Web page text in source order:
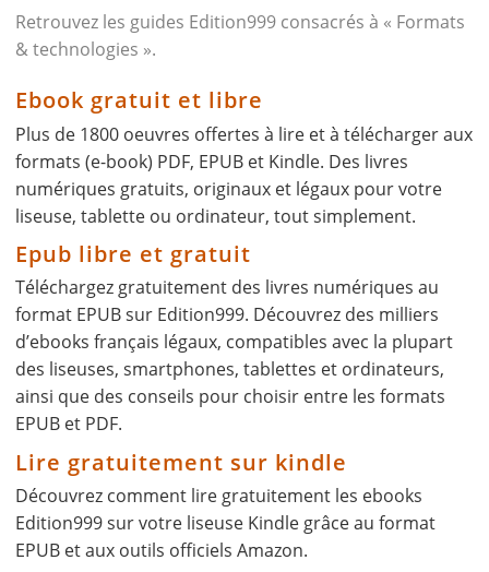
Retrouvez les guides Edition999 consacrés à « Formats
& technologies ».
Ebook gratuit et libre
Plus de 1800 oeuvres offertes à lire et à télécharger aux
formats (e-book) PDF, EPUB et Kindle. Des livres
numériques gratuits, originaux et légaux pour votre
liseuse, tablette ou ordinateur, tout simplement.
Epub libre et gratuit
Téléchargez gratuitement des livres numériques au
format EPUB sur Edition999. Découvrez des milliers
d’ebooks français légaux, compatibles avec la plupart
des liseuses, smartphones, tablettes et ordinateurs,
ainsi que des conseils pour choisir entre les formats
EPUB et PDF.
Lire gratuitement sur kindle
Découvrez comment lire gratuitement les ebooks
Edition999 sur votre liseuse Kindle grâce au format
EPUB et aux outils officiels Amazon.